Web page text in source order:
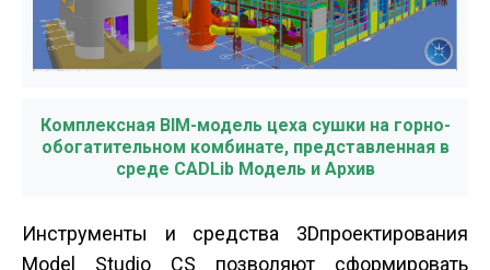
Комплексная BIM-модель цеха сушки на горно-
обогатительном комбинате, представленная в
среде CADLib Модель и Архив
Инструменты и средства 3D­проектирования
Model Studio CS позволяют сформировать